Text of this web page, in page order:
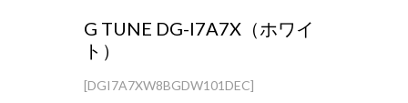
G TUNE DG-I7A7X（ホワイ
ト）
[DGI7A7XW8BGDW101DEC]